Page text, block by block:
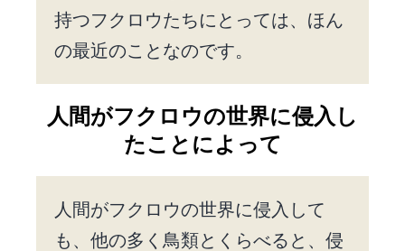
持つフクロウたちにとっては、ほん
の最近のことなのです。
人間がフクロウの世界に侵入し
たことによって
人間がフクロウの世界に侵入して
も、他の多く鳥類とくらべると、侵